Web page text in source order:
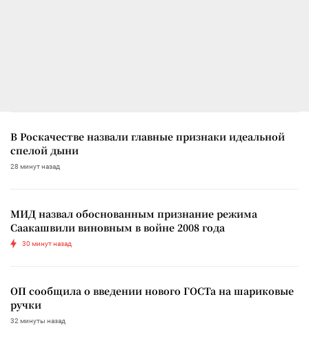
В Роскачестве назвали главные признаки идеальной
спелой дыни
28 минут назад
МИД назвал обоснованным признание режима
Саакашвили виновным в войне 2008 года
30 минут назад
ОП сообщила о введении нового ГОСТа на шариковые
ручки
32 минуты назад